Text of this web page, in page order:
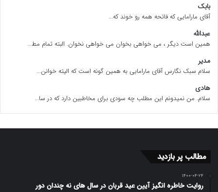
بابک
آقای مارامایی که فاتحه همه رو خوند که...
عبدالله
همین است دیگر ، می خواهی بخوان می خواهی نخوان. البته تمام مط...
مدیر
سلام سبک نگارس آقای مارامایی به همین گونه است که الیته خوانن...
هادی
سلام. من نمیدونم این مطلب چه سودی برای مخاطبین دارد که در سا...
مطالب پر بازدید
۱۴۰۰-۰۴-۲۴
روایت خاطره انگیز آیین عید قربان در سال های نه چندان دور